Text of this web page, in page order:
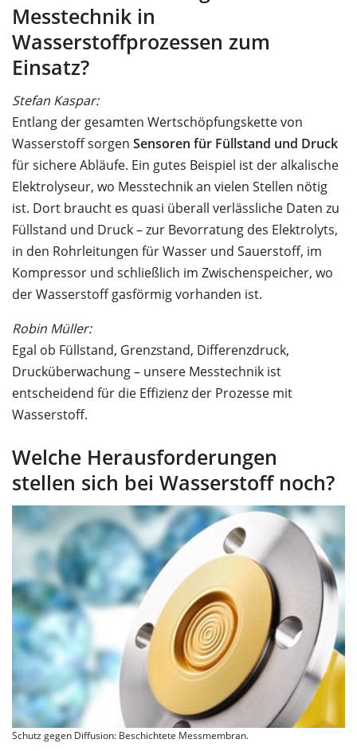
Messtechnik in
Wasserstoffprozessen zum
Einsatz?
Stefan Kaspar:
Entlang der gesamten Wertschöpfungskette von
Wasserstoff sorgen Sensoren für Füllstand und Druck
für sichere Abläufe. Ein gutes Beispiel ist der alkalische
Elektrolyseur, wo Messtechnik an vielen Stellen nötig
ist. Dort braucht es quasi überall verlässliche Daten zu
Füllstand und Druck – zur Bevorratung des Elektrolyts,
in den Rohrleitungen für Wasser und Sauerstoff, im
Kompressor und schließlich im Zwischenspeicher, wo
der Wasserstoff gasförmig vorhanden ist.
Robin Müller:
Egal ob Füllstand, Grenzstand, Differenzdruck,
Drucküberwachung – unsere Messtechnik ist
entscheidend für die Effizienz der Prozesse mit
Wasserstoff.
Welche Herausforderungen
stellen sich bei Wasserstoff noch?
Schutz gegen Diffusion: Beschichtete Messmembran.